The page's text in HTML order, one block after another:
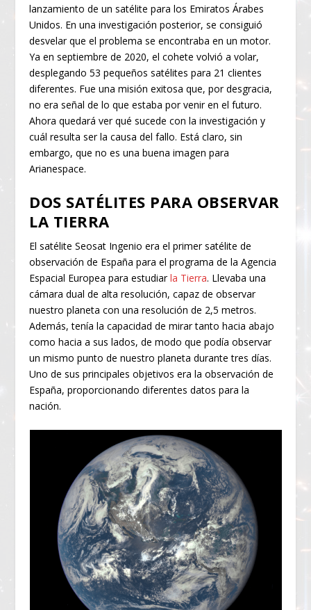
lanzamiento de un satélite para los Emiratos Árabes
Unidos. En una investigación posterior, se consiguió
desvelar que el problema se encontraba en un motor.
Ya en septiembre de 2020, el cohete volvió a volar,
desplegando 53 pequeños satélites para 21 clientes
diferentes. Fue una misión exitosa que, por desgracia,
no era señal de lo que estaba por venir en el futuro.
Ahora quedará ver qué sucede con la investigación y
cuál resulta ser la causa del fallo. Está claro, sin
embargo, que no es una buena imagen para
Arianespace.
DOS SATÉLITES PARA OBSERVAR
LA TIERRA
El satélite Seosat Ingenio era el primer satélite de
observación de España para el programa de la Agencia
Espacial Europea para estudiarla Tierra. Llevaba una
cámara dual de alta resolución, capaz de observar
nuestro planeta con una resolución de 2,5 metros.
Además, tenía la capacidad de mirar tanto hacia abajo
como hacia a sus lados, de modo que podía observar
un mismo punto de nuestro planeta durante tres días.
Uno de sus principales objetivos era la observación de
España, proporcionando diferentes datos para la
nación.